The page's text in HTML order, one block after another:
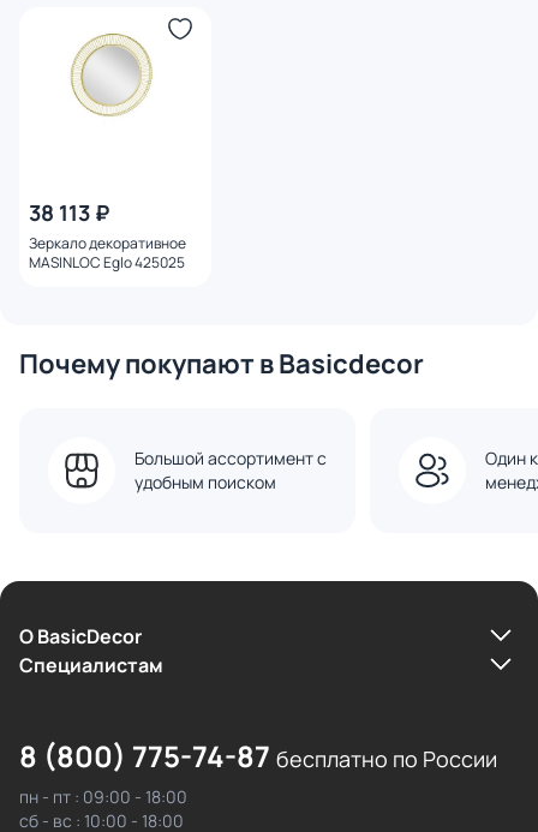
38 113 ₽
Зеркало декоративное
MASINLOC Eglo 425025
Почему покупают в Basicdecor
Большой ассортимент с
удобным поиском
Один
О BasicDecor
Cпециалистам
8 (800) 775-74-87 бесплатно по России
пн - пт : 09:00 - 18:00
сб - вс : 10:00 - 18:00